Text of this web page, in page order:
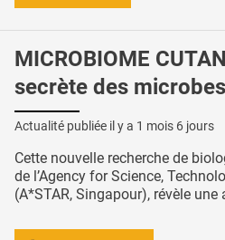
MICROBIOME
secrète des
Actualité publiée il y a 1 mois 6 jours
Cette nouvelle recherche de
de l’Agency for Science,
(A*STAR, Singapour), révèle